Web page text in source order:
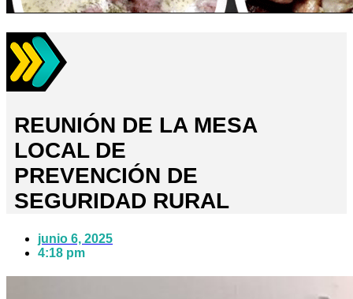
REUNIÓN DE LA MESA
LOCAL DE
PREVENCIÓN DE
SEGURIDAD RURAL
junio 6, 2025
4:18 pm